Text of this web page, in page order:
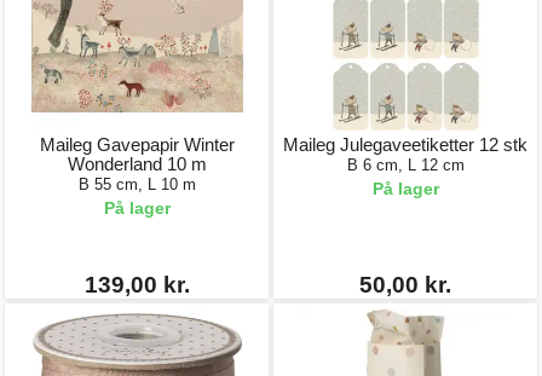
Maileg Gavepapir Winter
Wonderland 10 m
B 55 cm, L 10 m
På lager
139,00 kr.
Maileg Julegaveetiketter 12 stk
B 6 cm, L 12 cm
På lager
50,00 kr.